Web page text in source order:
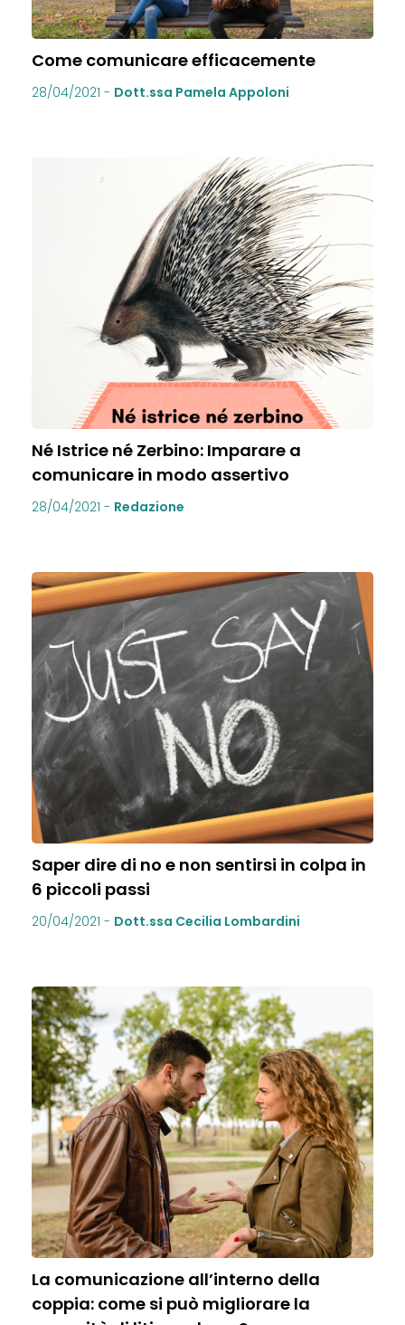
Come comunicare efficacemente
28/04/2021 - Dott.ssa Pamela Appoloni
Né Istrice né Zerbino: Imparare a
comunicare in modo assertivo
28/04/2021 - Redazione
Saper dire di no e non sentirsi in colpa in
6 piccoli passi
20/04/2021 - Dott.ssa Cecilia Lombardini
La comunicazione all’interno della
coppia: come si può migliorare la